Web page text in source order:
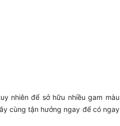
nhiên để sở hữu nhiều gam màu
cùng tận hưởng ngay để có ngay